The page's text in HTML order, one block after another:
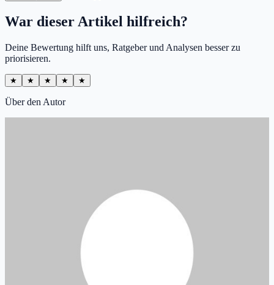
War dieser Artikel hilfreich?
Deine Bewertung hilft uns, Ratgeber und Analysen besser zu
priorisieren.
★ ★ ★ ★ ★
Über den Autor